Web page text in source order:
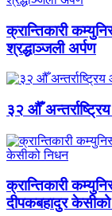
क्रान्तिकारी
श्रद्धाञ्जली अर्पण
३२ औँ
क्रान्तिकारी
दीपकबहादुर